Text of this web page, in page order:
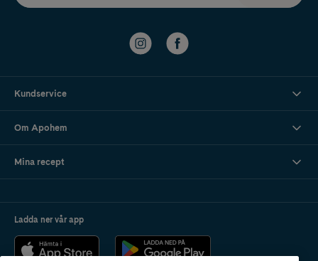
Kundservice
Om Apohem
Mina recept
Ladda ner vår app